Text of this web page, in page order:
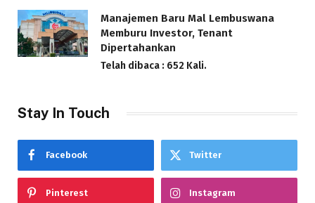
Manajemen Baru Mal Lembuswana
Memburu Investor, Tenant
Dipertahankan
Telah dibaca : 652 Kali.
Stay In Touch
Facebook Twitter
Pinterest Instagram